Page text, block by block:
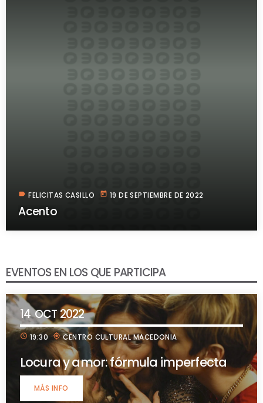
label FELICITAS CASILLO today 19 DE SEPTIEMBRE DE 2022
Acento
EVENTOS EN LOS QUE PARTICIPA
14 OCT 2022
schedule 19:30 my_location CENTRO CULTURAL MACEDONIA
Locura y amor: fórmula imperfecta
MÁS INFO